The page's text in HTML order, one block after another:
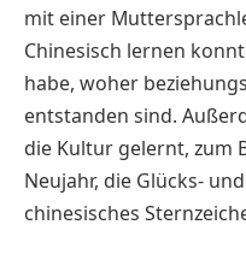
mit einer
Chinesisch lernen
habe, woher
entstanden sind.
die Kultur gelernt, zum
Neujahr, die Glücks-
chinesisches